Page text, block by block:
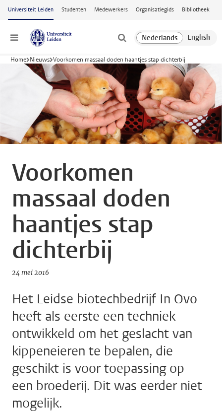
Ga naar hoofdinhoud
Universiteit Leiden Studenten Medewerkers Organisatiegids Bibliotheek
Menu
Home Nieuws Voorkomen massaal doden haantjes stap dichterbij
Voorkomen
massaal doden
haantjes stap
dichterbij
24 mei 2016
Het Leidse biotechbedrijf In Ovo
heeft als eerste een techniek
ontwikkeld om het geslacht van
kippeneieren te bepalen, die
geschikt is voor toepassing op
een broederij. Dit was eerder niet
mogelijk.